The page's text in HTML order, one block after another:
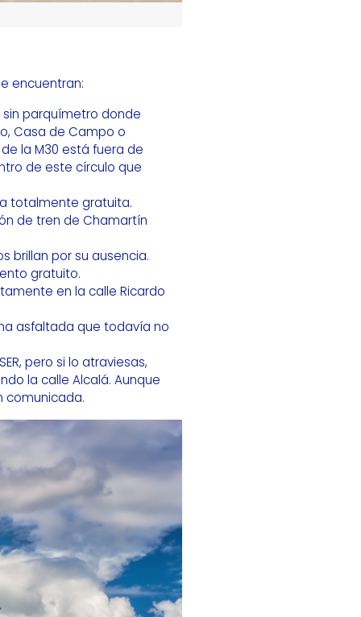
encuentran:
parquímetro donde
Casa de Campo o
la M30 está fuera de
de este círculo que
totalmente gratuita.
de tren de Chamartín
brillan por su ausencia.
gratuito.
en la calle Ricardo
asfaltada que todavía no
pero si lo atraviesas,
la calle Alcalá. Aunque
comunicada.